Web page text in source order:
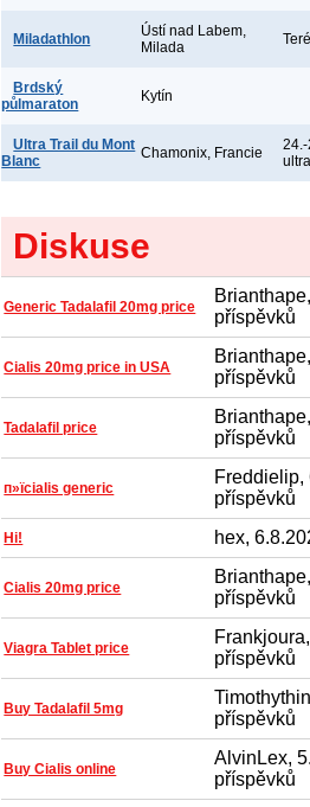
Miladathlon
Ústí nad Labem,
Milada
Brdský
půlmaraton
Kytín
Ultra Trail du Mont
Blanc
Chamonix, Francie
Diskuse
Generic Tadalafil 20mg price
příspěvků
Cialis 20mg price in USA
příspěvků
Tadalafil price
příspěvků
п»їcialis generic
Freddielip,
příspěvků
Hi! hex,
Cialis 20mg price
příspěvků
Viagra Tablet price
příspěvků
Buy Tadalafil 5mg
příspěvků
Buy Cialis online
AlvinLex,
příspěvků